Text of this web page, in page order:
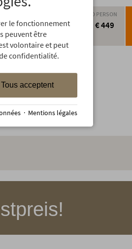
&
PRO PERSON
ab € 449
le fonctionnement
peuvent être
volontaire et peut
confidentialité.
Tous acceptent
· Mentions légales